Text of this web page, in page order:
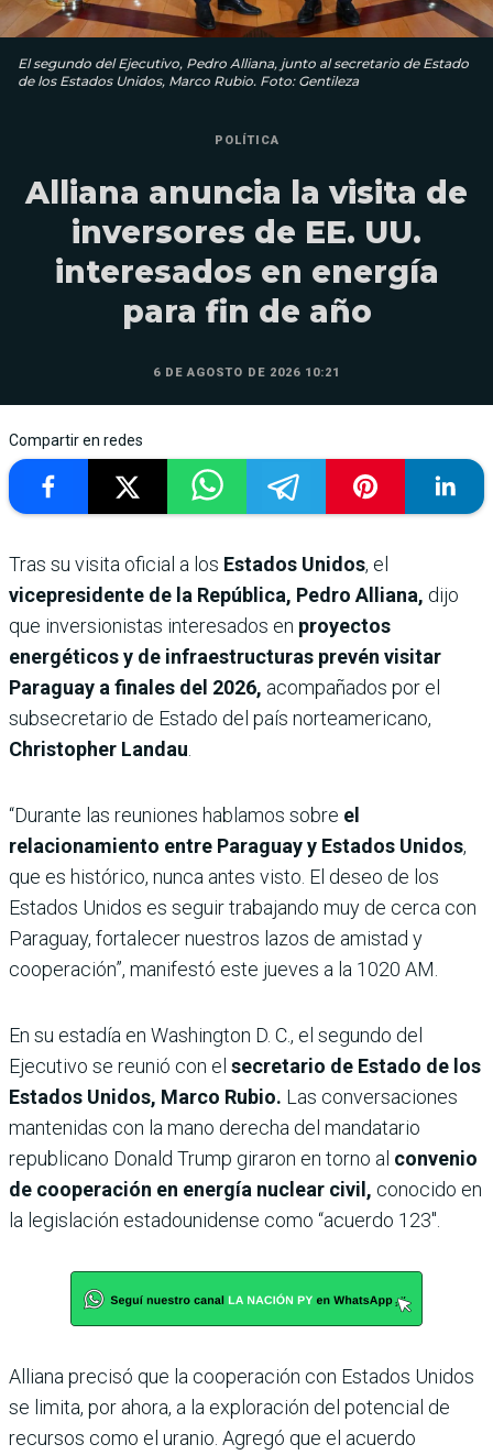
El segundo del Ejecutivo, Pedro Alliana, junto al secretario de Estado
de los Estados Unidos, Marco Rubio. Foto: Gentileza
POLÍTICA
Alliana anuncia la visita de
inversores de EE. UU.
interesados en energía
para fin de año
6 DE AGOSTO DE 2026 10:21
Compartir en redes
Tras su visita oficial a los Estados Unidos, el
vicepresidente de la República, Pedro Alliana, dijo
que inversionistas interesados en proyectos
energéticos y de infraestructuras prevén visitar
Paraguay a finales del 2026, acompañados por el
subsecretario de Estado del país norteamericano,
Christopher Landau
“Durante las reuniones hablamos sobre el
relacionamiento entre Paraguay y Estados Unidos,
que es histórico, nunca antes visto. El deseo de los
Estados Unidos es seguir trabajando muy de cerca con
Paraguay, fortalecer nuestros lazos de amistad y
cooperación”, manifestó este jueves a la 1020 AM.
En su estadía en Washington D. C., el segundo del
Ejecutivo se reunió con el secretario de Estado de los
Estados Unidos, Marco Rubio. Las conversaciones
mantenidas con la mano derecha del mandatario
republicano Donald Trump giraron en torno al convenio
de cooperación en energía nuclear civil, conocido en
la legislación estadounidense como “acuerdo 123″.
Alliana precisó que la cooperación con Estados Unidos
se limita, por ahora, a la exploración del potencial de
recursos como el uranio. Agregó que el acuerdo